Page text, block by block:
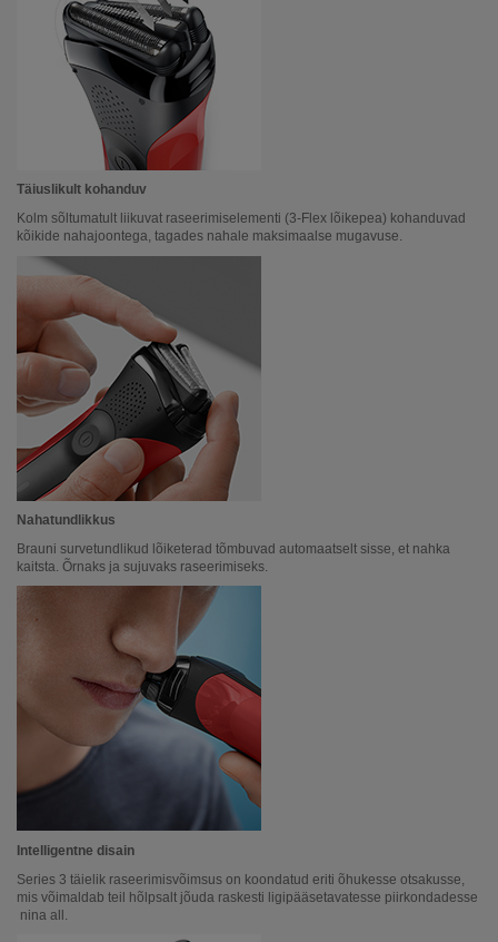
Täiuslikult kohanduv
Kolm sõltumatult liikuvat raseerimiselementi (3-Flex lõikepea) kohanduvad
kõikide nahajoontega, tagades nahale maksimaalse mugavuse.
Nahatundlikkus
Brauni survetundlikud lõiketerad tõmbuvad automaatselt sisse, et nahka
kaitsta. Õrnaks ja sujuvaks raseerimiseks.
Intelligentne disain
Series 3 täielik raseerimisvõimsus on koondatud eriti õhukesse otsakusse,
mis võimaldab teil hõlpsalt jõuda raskesti ligipääsetavatesse piirkondadesse
nina all.